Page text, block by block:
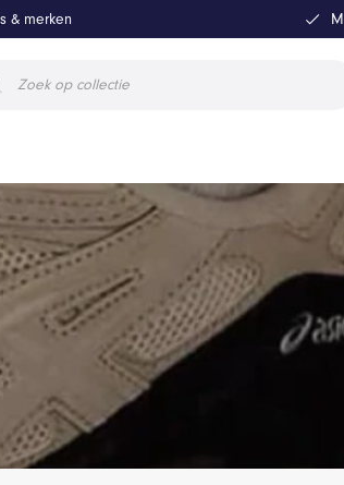
& merken